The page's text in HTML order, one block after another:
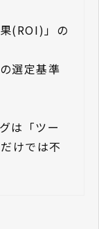
(ROI)」の
選定基準
は「ツー
けでは不